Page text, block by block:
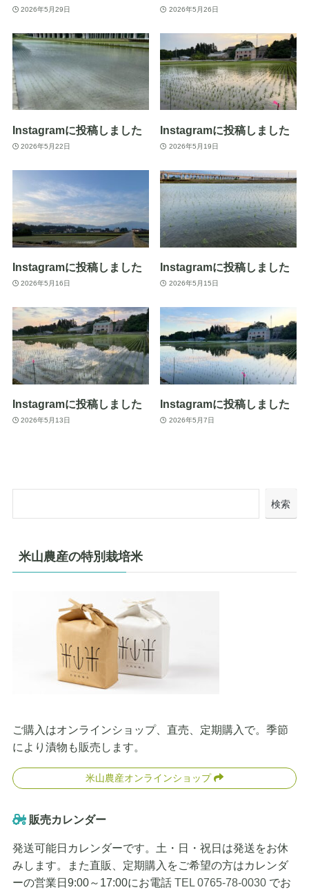
2026年5月29日 2026年5月26日
Instagramに投稿しました
2026年5月22日
Instagramに投稿しました
2026年5月19日
Instagramに投稿しました
2026年5月16日
Instagramに投稿しました
2026年5月15日
Instagramに投稿しました
2026年5月13日
Instagramに投稿しました
2026年5月7日
検索
米山農産の特別栽培米
ご購入はオンラインショップ、直売、定期購入で。季節
により漬物も販売します。
米山農産オンラインショップ
販売カレンダー
発送可能日カレンダーです。土・日・祝日は発送をお休
みします。また直販、定期購入をご希望の方はカレンダ
ーの営業日9:00～17:00にお電話 TEL 0765-78-0030でお